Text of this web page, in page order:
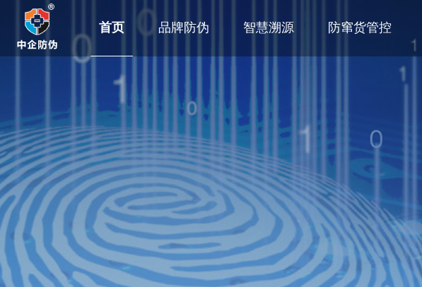
首页 品牌防伪 智慧溯源 防窜货管控